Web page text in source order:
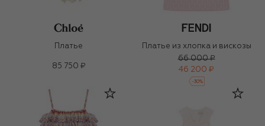
Платье
85 750 ₽
Платье из хлопка и вискозы
66 000 ₽
46 200 ₽
-30%